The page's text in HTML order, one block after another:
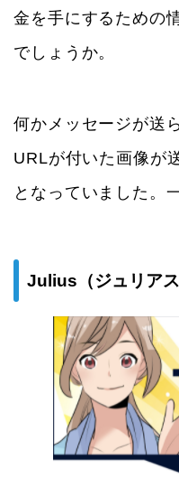
金を手にするための
でしょうか。
何かメッセージが送
URLが付いた画像が
となっていました。
Julius（ジュリアス